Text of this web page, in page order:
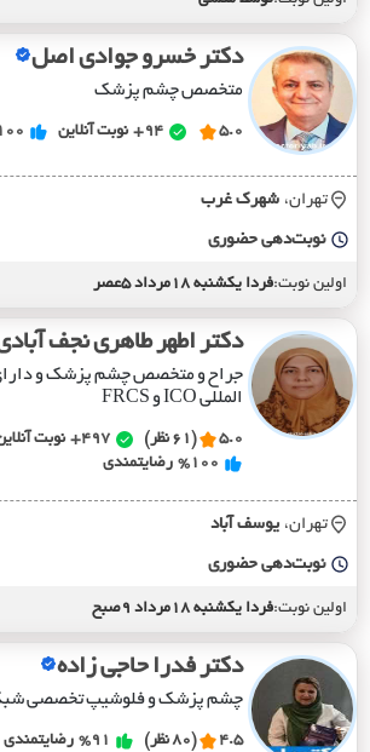
دکتر خسرو جوادی اصل
متخصص چشم پزشک
5.0
94+ نوبت آنلاین
تهران، شهرک غرب
نوبت‌دهی حضوری
اولین نوبت:فردا یکشنبه 18مرداد 5عصر
دکتر اطهر طاهری نجف
جراح و متخصص چشم پزشک و
المللی ICO و FRCS
5.0 (61 نظر) 497+
نوبت
%100 رضایتمندی
تهران، يوسف آباد
نوبت‌دهی حضوری
اولین نوبت:فردا یکشنبه 18مرداد 9صبح
دکتر فدرا حاجی زاده
چشم پزشک و فلوشیپ تخصصی
4.5 (80 نظر) %91 رضایتمندی